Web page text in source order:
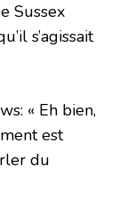
Sussex
s’agissait
« Eh bien,
est
du